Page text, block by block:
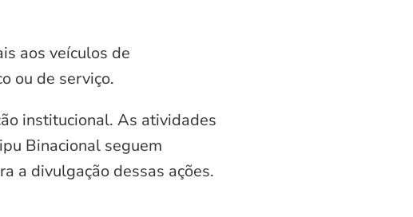
aos veículos de
ou de serviço.
institucional. As atividades
Binacional seguem
a divulgação dessas ações.